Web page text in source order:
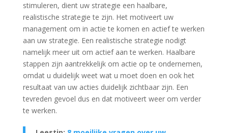
stimuleren, dient uw strategie een haalbare,
realistische strategie te zijn. Het motiveert uw
management om in actie te komen en actief te werken
aan uw strategie. Een realistische strategie nodigt
namelijk meer uit om actief aan te werken. Haalbare
stappen zijn aantrekkelijk om actie op te ondernemen,
omdat u duidelijk weet wat u moet doen en ook het
resultaat van uw acties duidelijk zichtbaar zijn. Een
tevreden gevoel dus en dat motiveert weer om verder
te werken.